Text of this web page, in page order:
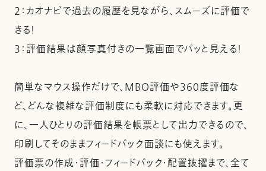
2：カオナビで過去の履歴を見ながら、スムーズに評価で
きる！
3：評価結果は顔写真付きの一覧画面でパッと見える！
簡単なマウス操作だけで、MBO評価や360度評価な
ど、どんな複雑な評価制度にも柔軟に対応できます。更
に、一人ひとりの評価結果を帳票として出力できるので、
印刷してそのままフィードバック面談にも使えます。
評価票の作成・評価・フィードバック・配置抜擢まで、全て